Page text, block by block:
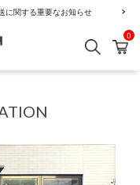
に関する重要なお知らせ
検索 カ
0